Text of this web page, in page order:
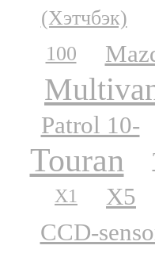
(Хэтчбэк)
100
Patrol 10-
Touran
X1 X5
CCD-